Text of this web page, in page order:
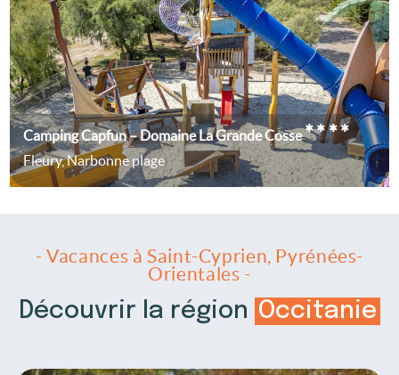
Camping Capfun – Domaine La Grande Cosse****
Fleury, Narbonne plage
- Vacances à Saint-Cyprien, Pyrénées-
Orientales -
Découvrir la région Occitanie